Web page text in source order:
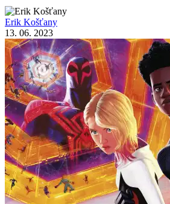
Erik Košťany
13. 06. 2023